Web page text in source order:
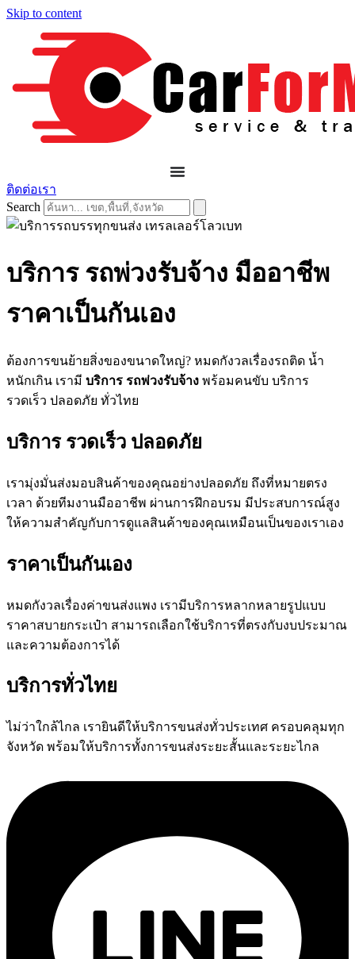
Skip to content
ติดต่อเรา
Search
บริการ รถพ่วงรับจ้าง มืออาชีพ
ราคาเป็นกันเอง
ต้องการขนย้ายสิ่งของขนาดใหญ่? หมดกังวลเรื่องรถติด น้ำ
หนักเกิน เรามี บริการ รถพ่วงรับจ้าง พร้อมคนขับ บริการ
รวดเร็ว ปลอดภัย ทั่วไทย
บริการ รวดเร็ว ปลอดภัย​
เรามุ่งมั่นส่งมอบสินค้าของคุณอย่างปลอดภัย ถึงที่หมายตรง
เวลา ด้วยทีมงานมืออาชีพ ผ่านการฝึกอบรม มีประสบการณ์สูง
ให้ความสำคัญกับการดูแลสินค้าของคุณเหมือนเป็นของเราเอง​
ราคาเป็นกันเอง
หมดกังวลเรื่องค่าขนส่งแพง เรามีบริการหลากหลายรูปแบบ
ราคาสบายกระเป๋า สามารถเลือกใช้บริการที่ตรงกับงบประมาณ
และความต้องการได้
บริการทั่วไทย​
ไม่ว่าใกล้ไกล เรายินดีให้บริการขนส่งทั่วประเทศ ครอบคลุมทุก
จังหวัด พร้อมให้บริการทั้งการขนส่งระยะสั้นและระยะไกล